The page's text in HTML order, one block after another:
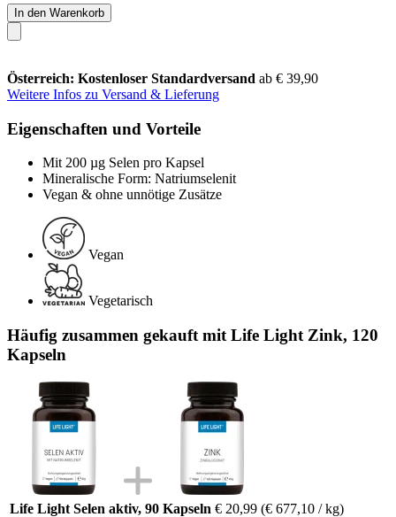
In den Warenkorb
Österreich: Kostenloser Standardversand ab € 39,90
Weitere Infos zu Versand & Lieferung
Eigenschaften und Vorteile
Mit 200 µg Selen pro Kapsel
Mineralische Form: Natriumselenit
Vegan & ohne unnötige Zusätze
Vegan
Vegetarisch
Häufig zusammen gekauft mit Life Light Zink, 120
Kapseln
Life Light Selen aktiv, 90 Kapseln € 20,99 (€ 677,10 / kg)